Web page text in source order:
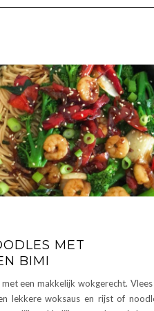
MET
BIMI
een makkelijk wokgerecht.
lekkere woksaus en rijst of